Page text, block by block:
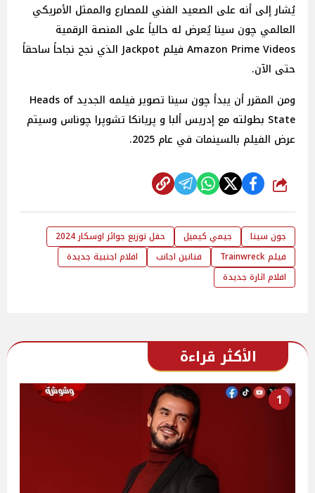
يُشار إلى أنه على الصعيد الفني للمصارع والممثل الأمريكي
العالمي چون سينا يُعرض له حالياً على المنصة الرقمية
Amazon Prime Videos فيلم Jackpot الذي نجح نجاحاً ساحقاً
حتى الآن.
ومن المقرر أن يبدأ چون سينا تصوير فيلمه الجديد Heads of
State بطولته مع إدريس ألبا و پريانكا تشوپرا چوناس وسيتم
عرض الفيلم بالسينمات في عام 2025.
شارك
جون سينا جيمي كيميل
حفل توزيع جوائز اوسكار 2024
فيلم Trainwreck
فنانين اجانب
افلام اجنبية جديدة
افلام اثارة جديدة
الأكثر قراءة
1